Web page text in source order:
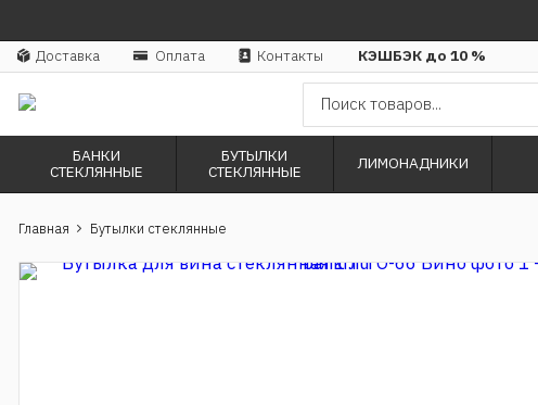
Доставка Оплата Контакты КЭШБЭК до 10 %
БАНКИ
СТЕКЛЯННЫЕ
БУТЫЛКИ
СТЕКЛЯННЫЕ
ЛИМОНАДНИКИ
Главная Бутылки стеклянные